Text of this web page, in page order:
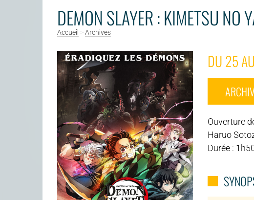
DEMON SLAYER : KIMETSU NO
Accueil >Archives
DU 25
Ouverture
Haruo
Durée :